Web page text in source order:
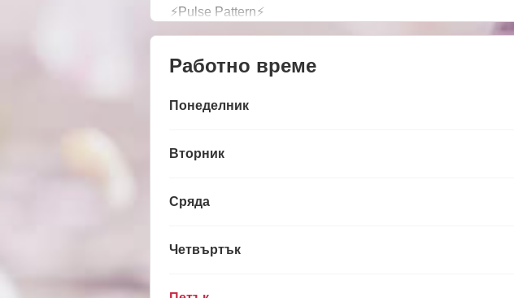
⚡Pulse Pattern⚡
Работно време
Понеделник
Вторник
Сряда
Четвъртък